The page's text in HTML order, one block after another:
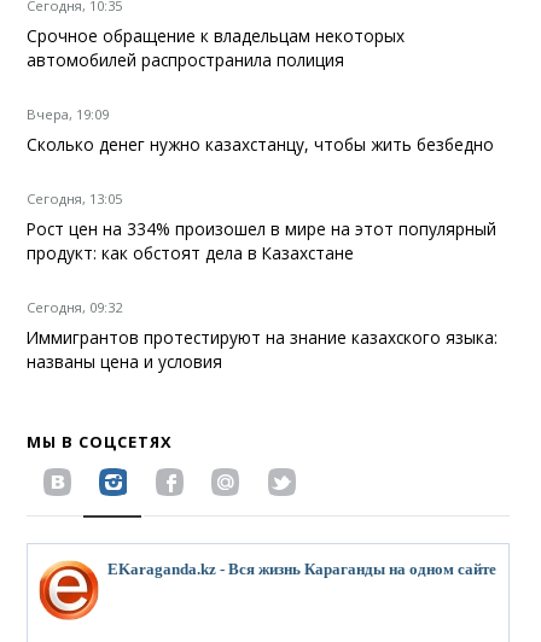
Сегодня, 10:35
Срочное обращение к владельцам некоторых
автомобилей распространила полиция
Вчера, 19:09
Сколько денег нужно казахстанцу, чтобы жить безбедно
Сегодня, 13:05
Рост цен на 334% произошел в мире на этот популярный
продукт: как обстоят дела в Казахстане
Сегодня, 09:32
Иммигрантов протестируют на знание казахского языка:
названы цена и условия
МЫ В СОЦСЕТЯХ
EKaraganda.kz - Вся жизнь Караганды на одном сайте